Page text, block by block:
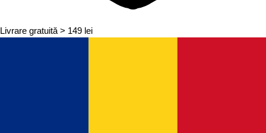
Livrare gratuită > 149 lei